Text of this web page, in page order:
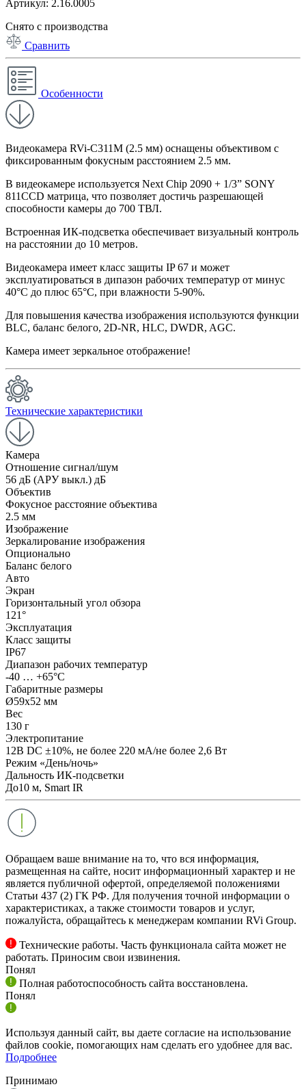
Артикул: 2.16.0005
Снято с производства
Сравнить
Особенности
Видеокамера RVi-C311M (2.5 мм) оснащены объективом с
фиксированным фокусным расстоянием 2.5 мм.
В видеокамере используется Next Chip 2090 + 1/3” SONY
811CCD матрица, что позволяет достичь разрешающей
способности камеры до 700 ТВЛ.
Встроенная ИК-подсветка обеспечивает визуальный контроль
на расстоянии до 10 метров.
Видеокамера имеет класс защиты IP 67 и может
эксплуатироваться в дипазон рабочих температур от минус
40°C до плюс 65°C, при влажности 5-90%.
Для повышения качества изображения используются функции
BLC, баланс белого, 2D-NR, HLC, DWDR, AGC.
Камера имеет зеркальное отображение!
Технические характеристики
Камера
Отношение сигнал/шум
56 дБ (АРУ выкл.) дБ
Объектив
Фокусное расстояние объектива
2.5 мм
Изображение
Зеркалирование изображения
Опционально
Баланс белого
Авто
Экран
Горизонтальный угол обзора
121°
Эксплуатация
Класс защиты
IP67
Диапазон рабочих температур
-40 … +65°С
Габаритные размеры
Ø59х52 мм
Вес
130 г
Электропитание
12В DC ±10%, не более 220 мА/не более 2,6 Вт
Режим «День/ночь»
Дальность ИК-подсветки
До10 м, Smart IR
Обращаем ваше внимание на то, что вся информация,
размещенная на сайте, носит информационный характер и не
является публичной офертой, определяемой положениями
Статьи 437 (2) ГК РФ. Для получения точной информации о
характеристиках, а также стоимости товаров и услуг,
пожалуйста, обращайтесь к менеджерам компании RVi Group.
Технические работы. Часть функционала сайта может не
работать. Приносим свои извинения.
Понял
Полная работоспособность сайта восстановлена.
Понял
Используя данный сайт, вы даете согласие на использование
файлов cookie, помогающих нам сделать его удобнее для вас.
Подробнее
Принимаю